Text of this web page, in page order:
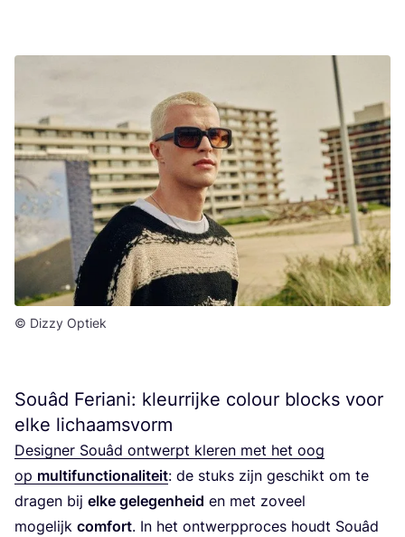
© Dizzy Optiek
Souâd Feriani: kleurrijke colour blocks voor
elke lichaamsvorm
Desig­ner Souâd ont­werpt kle­ren met het oog
op mul­ti­func­ti­o­na­li­teit: de stuks zijn geschikt om te
dra­gen bij elke gele­gen­heid en met zoveel
moge­lijk com­fort. In het ont­werp­pro­ces houdt Souâd